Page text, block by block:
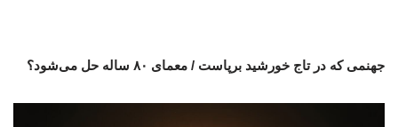
جهنمی که در تاج خورشید برپاست / معمای ۸۰ ساله حل می‌شود؟